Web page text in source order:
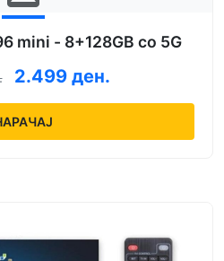
mini - 8+128GB со 5G
2.499 ден.